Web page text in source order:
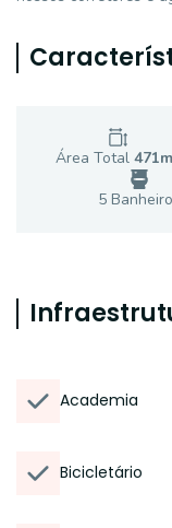
Área Total 471
5Banheiro
Academia
Bicicletário